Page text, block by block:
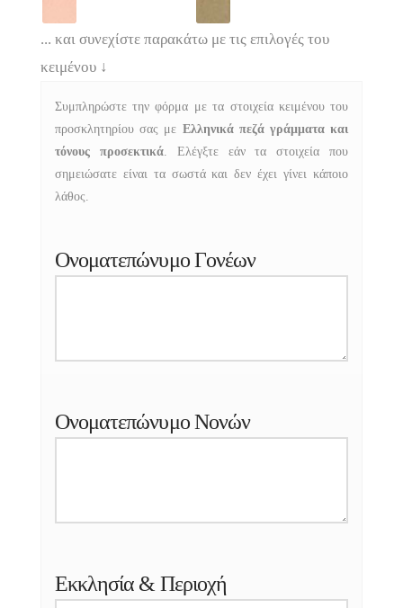
... και συνεχίστε παρακάτω με τις επιλογές του
κειμένου ↓
Συμπληρώστε την φόρμα με τα στοιχεία κειμένου του
προσκλητηρίου σας με Ελληνικά πεζά γράμματα και
τόνους προσεκτικά. Ελέγξτε εάν τα στοιχεία που
σημειώσατε είναι τα σωστά και δεν έχει γίνει κάποιο
λάθος.
Ονοματεπώνυμο Γονέων
Ονοματεπώνυμο Νονών
Εκκλησία & Περιοχή